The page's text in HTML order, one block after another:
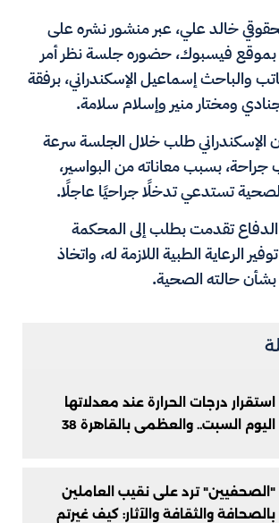
خالد علي، عبر منشور نشره على
فيسبوك، حضوره جلسة نظر أمر
والباحث إسماعيل الإسكندراني، برفقة
ومختار منير وإسلام سلامة.
طلب خلال الجلسة سرعة
بسبب معاناته من البواسير،
تستدعي تدخلًا جراحيًا عاجلًا.
تقدمت بطلب إلى المحكمة
الرعاية الطبية اللازمة له، واتخاذ
بشأن حالته الصحية.
استقرار درجات الحرارة عند معدلاتها
اليوم السبت.. والعظمى بالقاهرة 38
"الصحفيين" ترد على نقيب العاملين
بالصحافة والثقافة والآثار: كيف غيرتم